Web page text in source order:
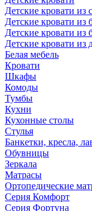
Детские кровати из
Детские кровати из
Детские кровати из
Детские кровати из
Белая мебель
Кровати
Шкафы
Комоды
Тумбы
Кухни
Кухонные столы
Стулья
Банкетки, кресла,
Обувницы
Зеркала
Матрасы
Ортопедические
Серия Комфорт
Серия Фортуна